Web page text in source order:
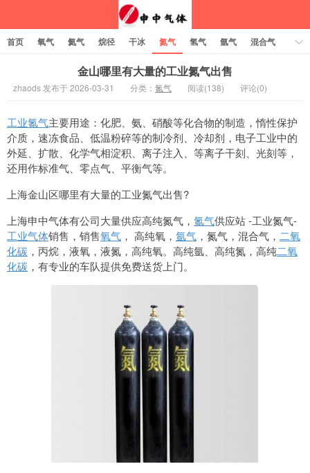
首页 氧气 氦气 烷径 干冰 氮气 氢气 氩气
混合气
金山哪里有大量的工业氮气出售
zhaods 发布于 2026-03-31 分类： 氮气 阅读(138) 评论(0)
工业氮气主要用途：化肥、氨、硝酸等化合物的制造，惰性保护
介质，速冻食品、低温粉碎等的制冷剂、冷却剂，电子工业中的
外延、扩散、化学气相淀积、离子注入、等离子干刻、光刻等，
还用作标准气、零点气、平衡气等。
上海金山区哪里有大量的工业氮气出售?
上海申中气体有公司大量供应高纯氮气， 氮气供应站 -工业氮气-
工业气体销售，销售氧气 ， 高纯氧， 氩气 ，氮气，混合气， 二氧
化碳 ，丙烷，液氧，液氮，高纯氧。高纯氩、高纯氮，高纯二氧
化碳 ，有专业的车队提供免费送货上门。